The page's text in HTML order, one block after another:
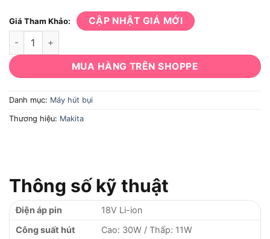
Giá Tham Khảo: CẬP NHẬT GIÁ MỚI
Máy Hút Bụi Makita DCL182Z số lượng
MUA HÀNG TRÊN SHOPPE
Danh mục: Máy hút bụi
Thương hiệu: Makita
Thông số kỹ thuật
Điện áp pin
18V Li-ion
Công suất hút
Cao: 30W / Thấp: 11W